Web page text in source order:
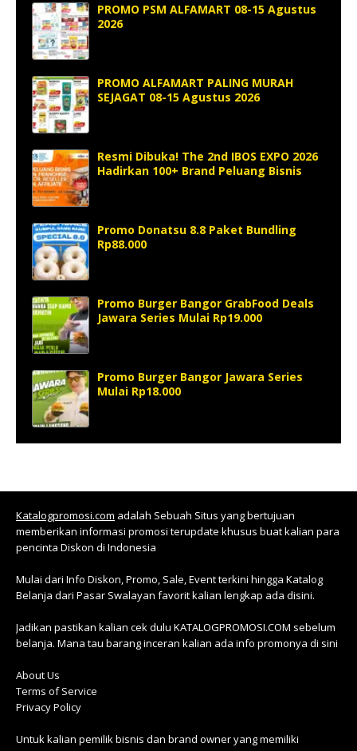
PROMO PSM ALFAMART 08-15 Agustus
2026
PROMO ALFAMART PALING MURAH
SEJAGAT 08-15 Agustus 2026
Resmi Dibuka! The 2nd IBOS EXPO 2026
Hadirkan 100+ Brand Peluang Bisnis
Promo Donatsu 8.8 Paket Bundling
Rp88.000
Promo Burger Bangor GrabFood Deals
Jawara Series Mulai Rp19.000
Promo Burger Bangor Jawara Series
Mulai Rp18.000
Katalogpromosi.com adalah Sebuah Situs yang bertujuan
memberikan informasi promosi terupdate khusus buat kalian para
pencinta Diskon di Indonesia
Mulai dari Info Diskon, Promo, Sale, Event terkini hingga Katalog
Belanja dari Pasar Swalayan favorit kalian lengkap ada disini.
Jadikan pastikan kalian cek dulu KATALOGPROMOSI.COM sebelum
belanja. Mana tau barang inceran kalian ada info promonya di sini
About Us
Terms of Service
Privacy Policy
Untuk kalian pemilik bisnis dan brand owner yang memiliki